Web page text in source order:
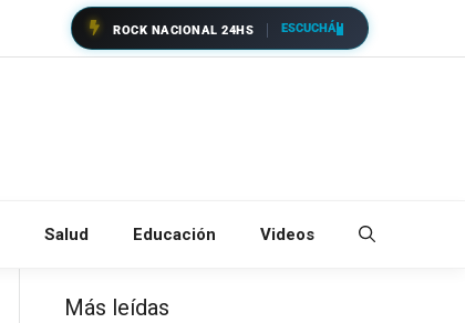
ROCK NACIONAL 24HS ESCUCHÁ
Salud Educación Videos
Más leídas